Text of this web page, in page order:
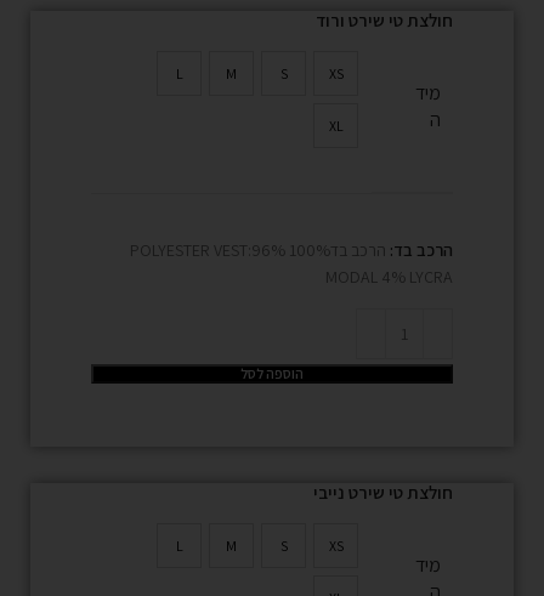
חולצת טי שירט ורוד
מיד
ה
XS
S
M
L
XL
הרכב בד:
הרכב בד100% POLYESTER VEST:96%
MODAL 4% LYCRA
הוספה לסל
חולצת טי שירט נייבי
מיד
XS
S
M
L